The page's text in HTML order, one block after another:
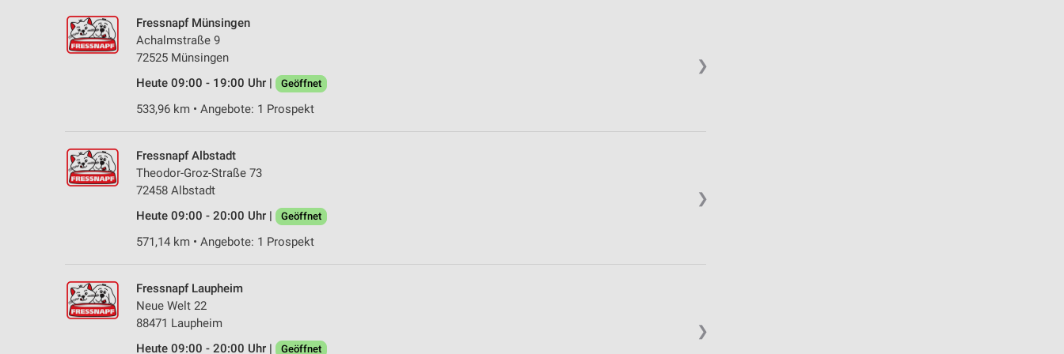
❯
Fressnapf Münsingen
Achalmstraße 9
72525 Münsingen
Heute 09:00 - 19:00 Uhr |
Geöffnet
533,96 km • Angebote: 1 Prospekt
❯
Fressnapf Albstadt
Theodor-Groz-Straße 73
72458 Albstadt
Heute 09:00 - 20:00 Uhr |
Geöffnet
571,14 km • Angebote: 1 Prospekt
❯
Fressnapf Laupheim
Neue Welt 22
88471 Laupheim
Heute 09:00 - 20:00 Uhr |
Geöffnet